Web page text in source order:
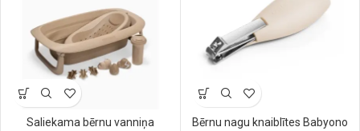
Saliekama bērnu vanniņa
Bērnu nagu knaiblītes Babyono